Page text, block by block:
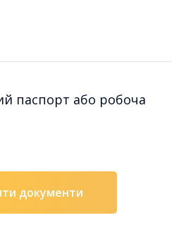
паспорт або робоча
документи